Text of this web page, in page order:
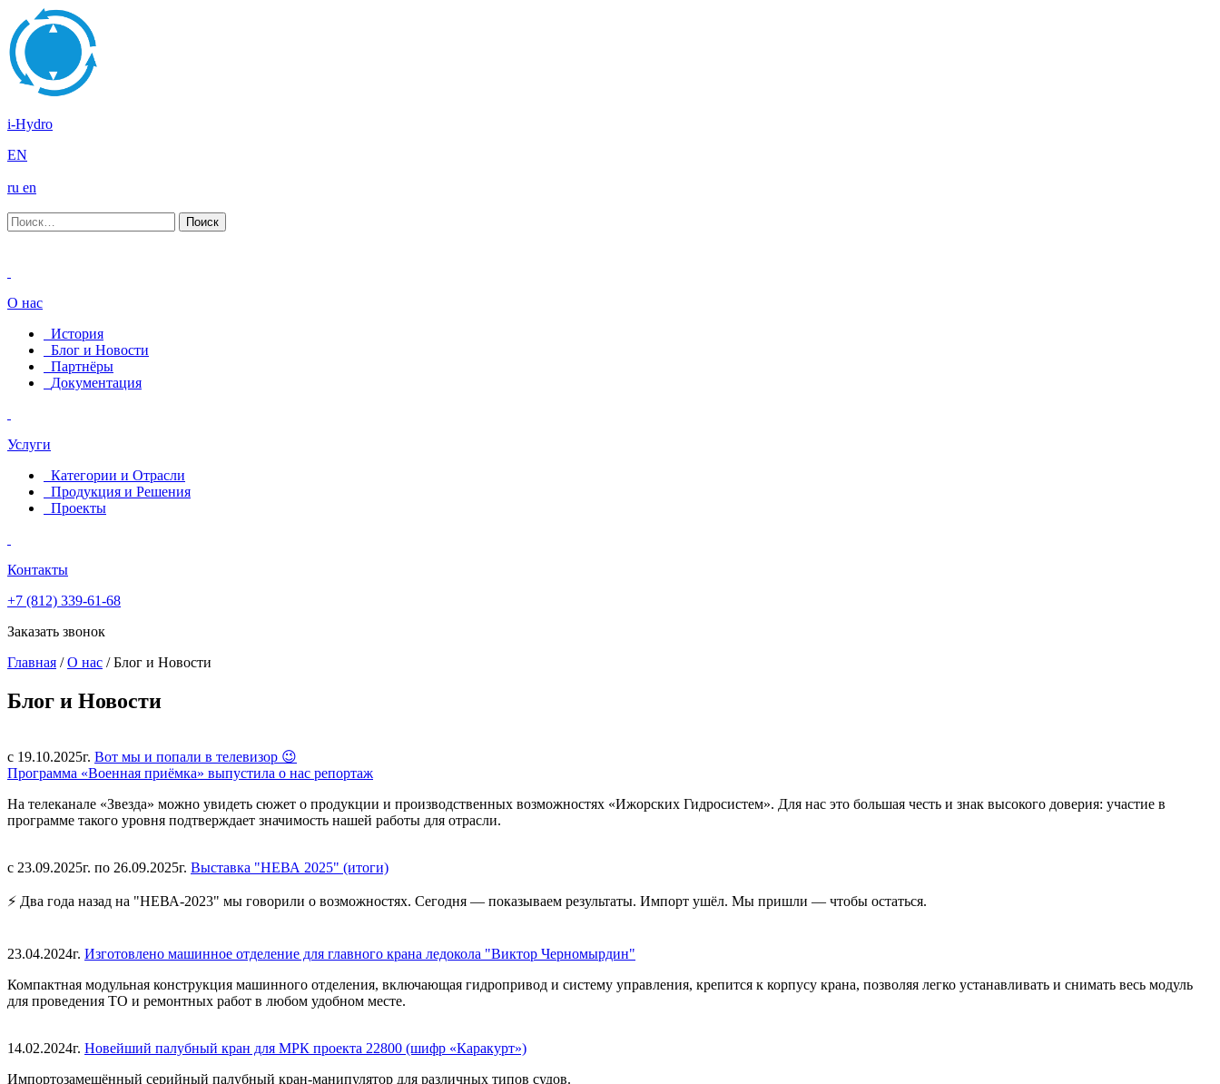
i-Hydro
EN
ru en
О нас
История
Блог и Новости
Партнёры
Документация
Услуги
Категории и Отрасли
Продукция и Решения
Проекты
Контакты
+7 (812) 339-61-68
Заказать звонок
Главная /О нас /Блог и Новости
Блог и Новости
с 19.10.2025г. Вот мы и попали в телевизор 😉
Программа «Военная приёмка» выпустила о нас репортаж
На телеканале «Звезда» можно увидеть сюжет о продукции и производственных возможностях «Ижорских Гидросистем». Для нас это большая честь и знак высокого доверия: участие в
программе такого уровня подтверждает значимость нашей работы для отрасли.
с 23.09.2025г. по 26.09.2025г. Выставка "НЕВА 2025" (итоги)
⚡ Два года назад на "НЕВА-2023" мы говорили о возможностях. Сегодня — показываем результаты. Импорт ушёл. Мы пришли — чтобы остаться.
23.04.2024г. Изготовлено машинное отделение для главного крана ледокола "Виктор Черномырдин"
Компактная модульная конструкция машинного отделения, включающая гидропривод и систему управления, крепится к корпусу крана, позволяя легко устанавливать и снимать весь модуль
для проведения ТО и ремонтных работ в любом удобном месте.
14.02.2024г. Новейший палубный кран для МРК проекта 22800 (шифр «Каракурт»)
Импортозамещённый серийный палубный кран-манипулятор для различных типов судов.